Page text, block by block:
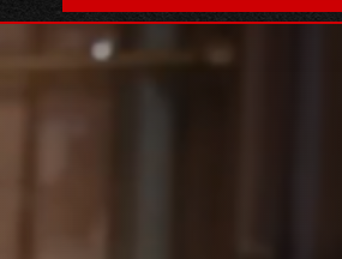
για την ελληνική σημαία” (VIDEO)